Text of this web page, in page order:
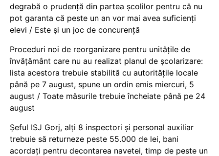
degrabă o prudență din partea școlilor pentru că nu
pot garanta că peste un an vor mai avea suficienți
elevi / Este și un joc de concurență
Proceduri noi de reorganizare pentru unitățile de
învățământ care nu au realizat planul de școlarizare:
lista acestora trebuie stabilită cu autoritățile locale
până pe 7 august, spune un ordin emis miercuri, 5
august / Toate măsurile trebuie încheiate până pe 24
august
Șeful ISJ Gorj, alți 8 inspectori și personal auxiliar
trebuie să returneze peste 55.000 de lei, bani
acordați pentru decontarea navetei, timp de peste un